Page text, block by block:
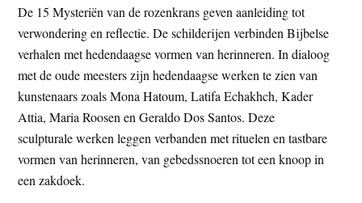
De 15 Mysteriën van de rozenkrans geven aanleiding tot
verwondering en reflectie. De schilderijen verbinden Bijbelse
verhalen met hedendaagse vormen van herinneren. In dialoog
met de oude meesters zijn hedendaagse werken te zien van
kunstenaars zoals Mona Hatoum, Latifa Echakhch, Kader
Attia, Maria Roosen en Geraldo Dos Santos. Deze
sculpturale werken leggen verbanden met rituelen en tastbare
vormen van herinneren, van gebedssnoeren tot een knoop in
een zakdoek.